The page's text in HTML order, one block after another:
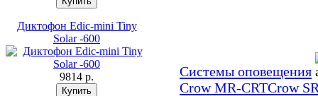
Диктофон Edic-mini Tiny
Solar -600
9814 p.
Системы оповещения
Crow MR-CRTCrow